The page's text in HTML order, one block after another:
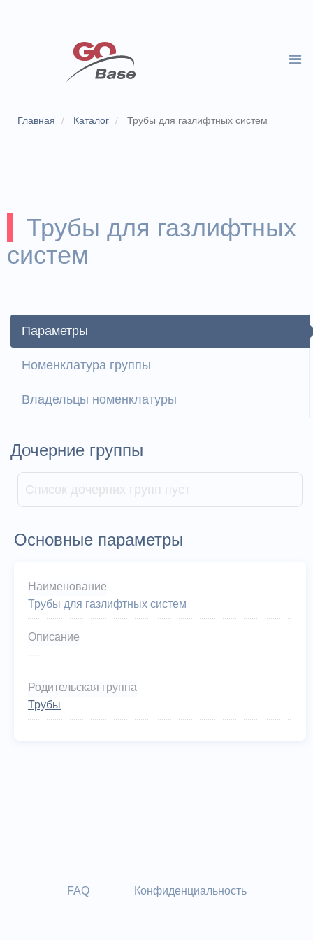
Главная Каталог Трубы для газлифтных систем
Трубы для газлифтных
систем
Параметры
Номенклатура группы
Владельцы номенклатуры
Дочерние группы
Список дочерних групп пуст
Основные параметры
Наименование
Трубы для газлифтных систем
Описание
—
Родительская группа
Трубы
FAQ Конфиденциальность